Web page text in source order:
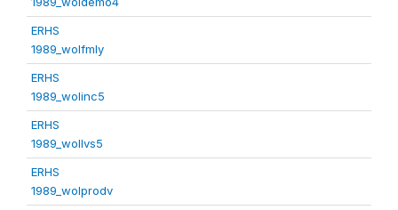
ERHS
1989_wolfmly
ERHS
1989_wolinc5
ERHS
1989_wollvs5
ERHS
1989_wolprodv